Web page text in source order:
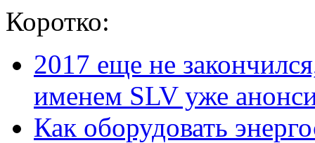
Коротко:
2017 еще не
именем SLV уже
Как оборудовать